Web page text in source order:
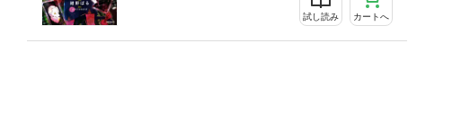
試し読み カートへ